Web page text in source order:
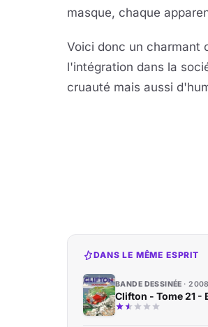
masque, chaque
Voici donc un charmant
l'intégration dans la
cruauté mais aussi
DANS LE MÊME ESPRIT
BANDE DESSINÉE 2008
Clifton - Tome 21 -